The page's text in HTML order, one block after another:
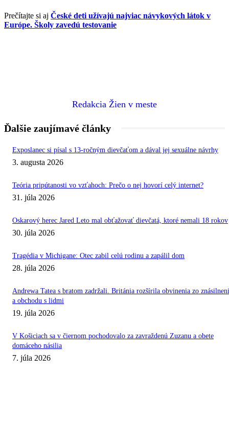
Prečítajte si aj České deti užívajú najviac návykových látok v
Európe. Školy zavedú testovanie
Redakcia Žien v meste
Ďalšie zaujímavé články
Exposlanec si písal s 13-ročným dievčaťom a dával jej sexuálne návrhy
3. augusta 2026
Teória pripútanosti vo vzťahoch: Prečo o nej hovorí celý internet?
31. júla 2026
Oskarový herec Jared Leto mal obťažovať dievčatá, ktoré nemali 18 rokov
30. júla 2026
Tragédia v Michigane: Otec zabil celú rodinu a zapálil dom
28. júla 2026
Andrewa Tatea s bratom zadržali. Británia rozšírila obvinenia zo
a obchodu s lidmi
19. júla 2026
V Košiciach sa v čiernom pochodovalo za zavraždenú Zuzanu a obete
domáceho násilia
7. júla 2026